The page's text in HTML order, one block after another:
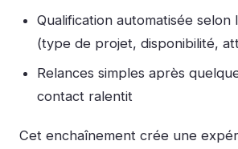
Qualification automatisée selon
(type de projet, disponibilité,
Relances simples après
contact ralentit
Cet enchaînement crée une